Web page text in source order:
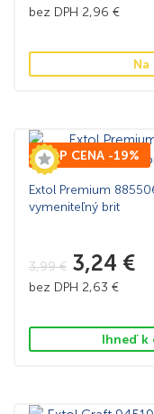
bez DPH 2,96 €
TOP CENA -19%
Extol Premium
vymeniteľný brit
3,99€ 3,24 €
bez DPH 2,63 €
Ihneď k